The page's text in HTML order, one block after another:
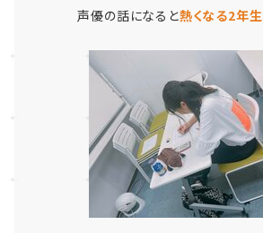
声優の話になると熱くなる2年生